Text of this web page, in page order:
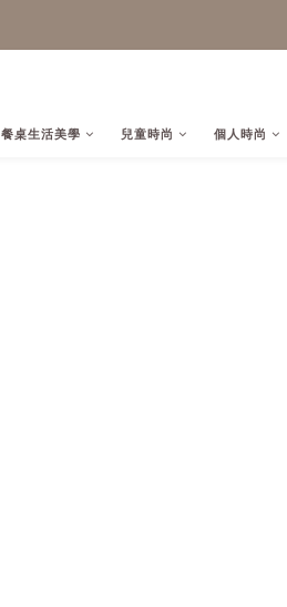
餐桌生活美學 兒童時尚 個人時尚